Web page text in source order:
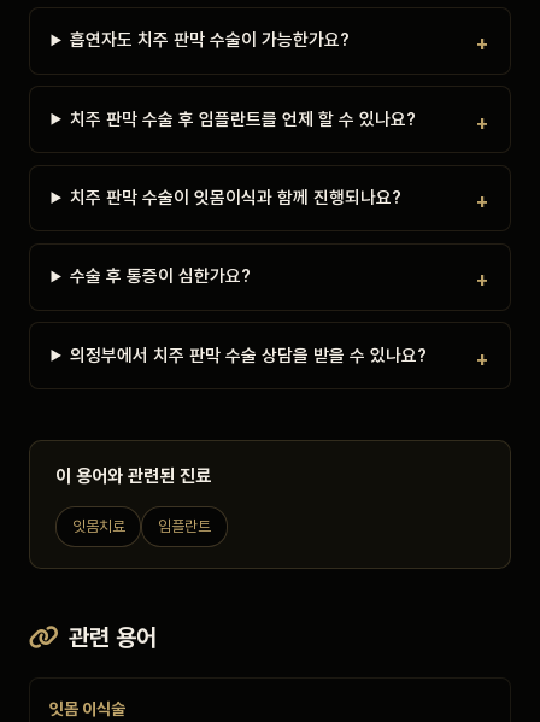
흡연자도 치주 판막 수술이 가능한가요?
치주 판막 수술 후 임플란트를 언제 할 수 있나요?
치주 판막 수술이 잇몸이식과 함께 진행되나요?
수술 후 통증이 심한가요?
의정부에서 치주 판막 수술 상담을 받을 수 있나요?
이 용어와 관련된 진료
잇몸치료 임플란트
관련 용어
잇몸 이식술